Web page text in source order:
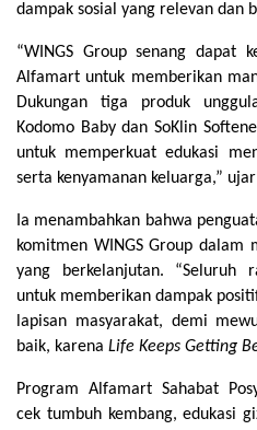
dampak sosial yang relevan dan
“WINGS Group senang dapat
Alfamart untuk memberikan
Dukungan tiga produk
Kodomo Baby dan SoKlin
untuk memperkuat edukasi
serta kenyamanan keluarga,” ujar
Ia menambahkan bahwa
komitmen WINGS Group dalam
yang berkelanjutan. “Seluruh
untuk memberikan dampak
lapisan masyarakat, demi
baik, karena Life Keeps Getting
Program Alfamart Sahabat
cek tumbuh kembang, edukasi